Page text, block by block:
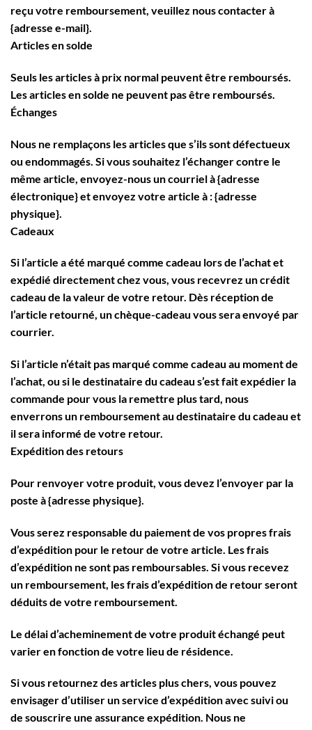
reçu votre remboursement, veuillez nous contacter à
{adresse e-mail}.
Articles en solde
Seuls les articles à prix normal peuvent être remboursés.
Les articles en solde ne peuvent pas être remboursés.
Échanges
Nous ne remplaçons les articles que s’ils sont défectueux
ou endommagés. Si vous souhaitez l’échanger contre le
même article, envoyez-nous un courriel à {adresse
électronique} et envoyez votre article à : {adresse
physique}.
Cadeaux
Si l’article a été marqué comme cadeau lors de l’achat et
expédié directement chez vous, vous recevrez un crédit
cadeau de la valeur de votre retour. Dès réception de
l’article retourné, un chèque-cadeau vous sera envoyé par
courrier.
Si l’article n’était pas marqué comme cadeau au moment de
l’achat, ou si le destinataire du cadeau s’est fait expédier la
commande pour vous la remettre plus tard, nous
enverrons un remboursement au destinataire du cadeau et
il sera informé de votre retour.
Expédition des retours
Pour renvoyer votre produit, vous devez l’envoyer par la
poste à {adresse physique}.
Vous serez responsable du paiement de vos propres frais
d’expédition pour le retour de votre article. Les frais
d’expédition ne sont pas remboursables. Si vous recevez
un remboursement, les frais d’expédition de retour seront
déduits de votre remboursement.
Le délai d’acheminement de votre produit échangé peut
varier en fonction de votre lieu de résidence.
Si vous retournez des articles plus chers, vous pouvez
envisager d’utiliser un service d’expédition avec suivi ou
de souscrire une assurance expédition. Nous ne